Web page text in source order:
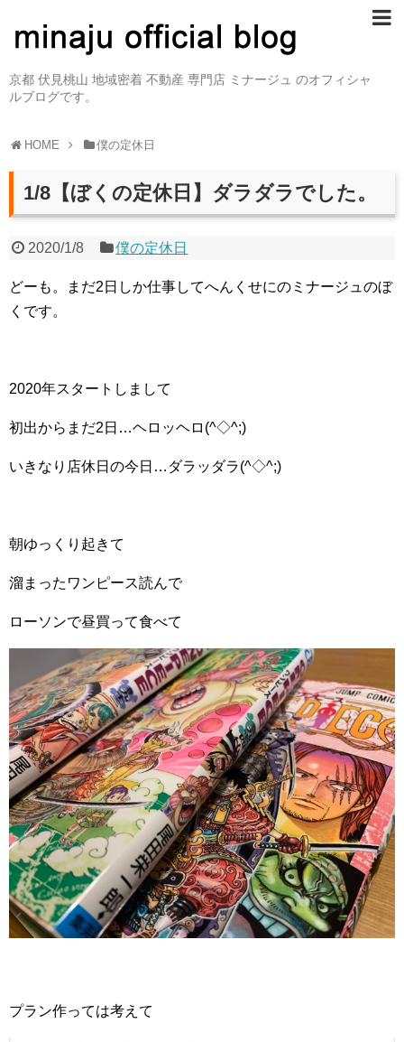
京都 伏見桃山 地域密着 不動産 専門店 ミナージュ のオフィシャ
ルブログです。
HOME 僕の定休日
1/8【ぼくの定休日】ダラダラでした。
2020/1/8 僕の定休日
どーも。まだ2日しか仕事してへんくせにのミナージュのぼ
くです。
2020年スタートしまして
初出からまだ2日…ヘロッヘロ(^◇^;)
いきなり店休日の今日…ダラッダラ(^◇^;)
朝ゆっくり起きて
溜まったワンピース読んで
ローソンで昼買って食べて
プラン作っては考えて